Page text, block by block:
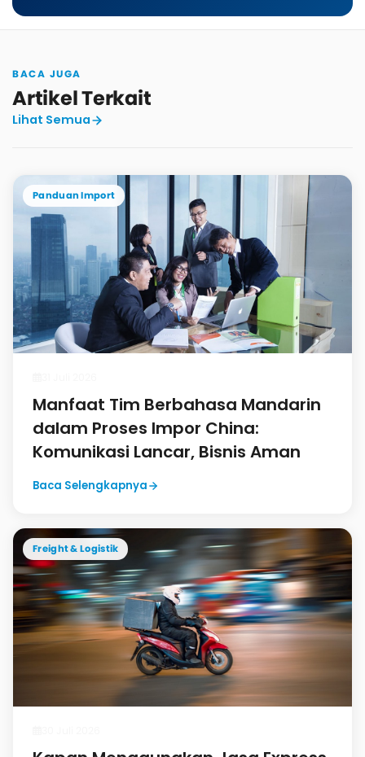
BACA JUGA
Artikel Terkait
Lihat Semua
Panduan Import
Manfaat Tim Berbahasa Mandarin
dalam Proses Impor China:
Komunikasi Lancar, Bisnis Aman
Baca Selengkapnya
Freight & Logistik